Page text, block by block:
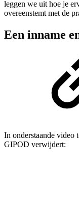
leggen we uit hoe je
overeenstemt met de
Een inname
In onderstaande video
GIPOD verwijdert: